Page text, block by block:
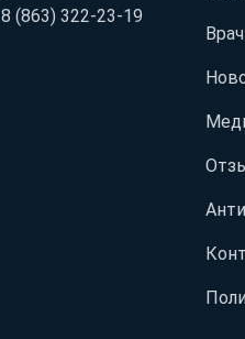
8 (863) 322-23-19